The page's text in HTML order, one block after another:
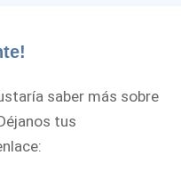
saber más sobre
tus